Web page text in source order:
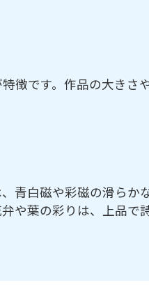
徴です。作品の大きさ
白磁や彩磁の滑らか
葉の彩りは、上品で